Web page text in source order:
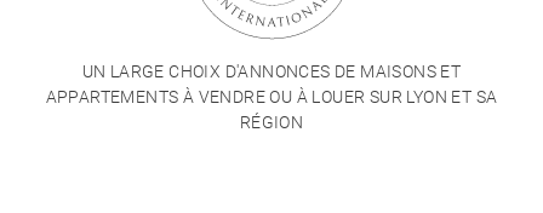
UN LARGE CHOIX D'ANNONCES DE MAISONS ET
APPARTEMENTS À VENDRE OU À LOUER SUR LYON ET SA
RÉGION